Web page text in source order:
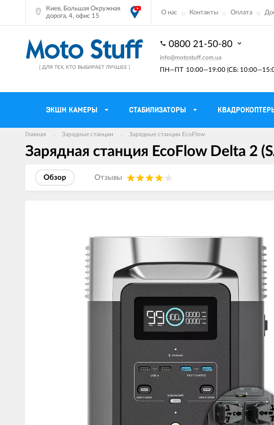
Киев, Большая Окружная
дорога, 4, офис 15
О нас Контакты Оплата
[ ДЛЯ ТЕХ, КТО ВЫБИРАЕТ ЛУЧШЕЕ ] ПН—ПТ 10:00—19:00 (СБ:
0800 21-50-80
info@motostuff.com.ua
ЭКШН КАМЕРЫ СТАБИЛИЗАТОРЫ
Мотошлемы
Мотокуртки
Мотокостюмы
Мотодождевики и бахилы
Мотозащита
Термобелье, подшлемники,
Держатели телефона
Моточехлы
Противоугонные системы
мото
Мотозеркала
Моторучки (грипсы)
Грузики руля
Мото сумки Wolfman для
эндуро
Тубус для инструментов
Защита рук
Диктофоны и рекордеры
Главная Зарядные станции Зарядные станции EcoFlow
Зарядная станция EcoFlow Delta 2
Обзор Отзывы